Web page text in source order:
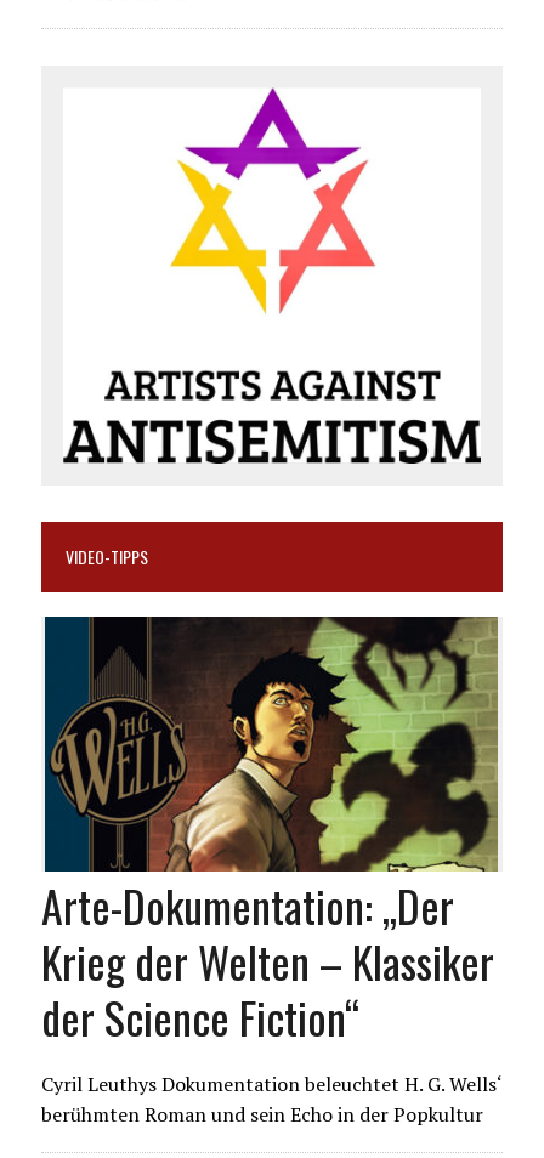
VIDEO-TIPPS
Arte-Dokumentation: „Der
Krieg der Welten – Klassiker
der Science Fiction“
Cyril Leuthys Dokumentation beleuchtet H. G. Wells‘
berühmten Roman und sein Echo in der Popkultur